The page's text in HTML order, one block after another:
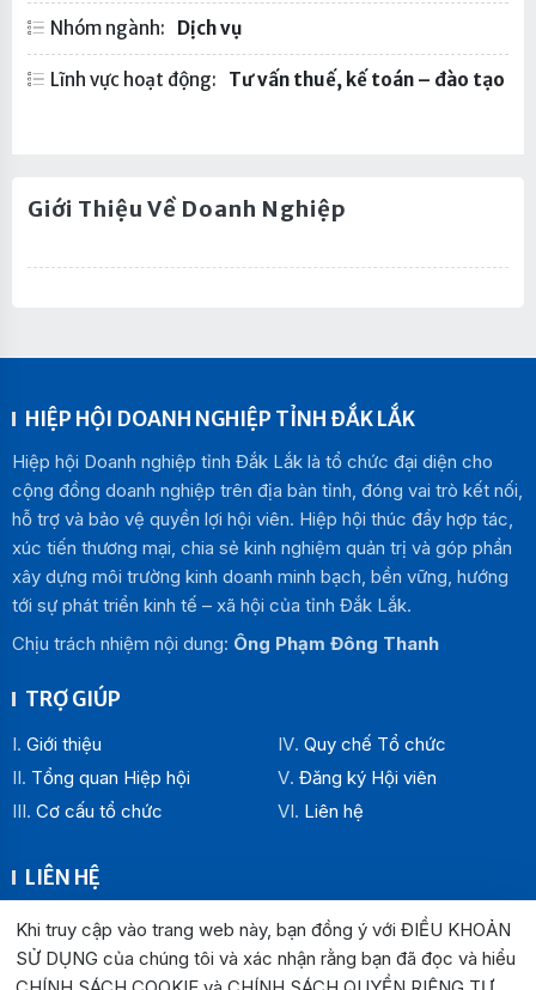
Nhóm ngành: Dịch vụ
Lĩnh vực hoạt động: Tư vấn thuế, kế toán – đào tạo
Giới Thiệu Về Doanh Nghiệp
HIỆP HỘI DOANH NGHIỆP TỈNH ĐẮK LẮK
Hiệp hội Doanh nghiệp tỉnh Đắk Lắk là tổ chức đại diện cho
cộng đồng doanh nghiệp trên địa bàn tỉnh, đóng vai trò kết nối,
hỗ trợ và bảo vệ quyền lợi hội viên. Hiệp hội thúc đẩy hợp tác,
xúc tiến thương mại, chia sẻ kinh nghiệm quản trị và góp phần
xây dựng môi trường kinh doanh minh bạch, bền vững, hướng
tới sự phát triển kinh tế – xã hội của tỉnh Đắk Lắk.
Chịu trách nhiệm nội dung: Ông Phạm Đông Thanh
TRỢ GIÚP
Giới thiệu
Tổng quan Hiệp hội
Cơ cấu tổ chức
Quy chế Tổ chức
Đăng ký Hội viên
Liên hệ
LIÊN HỆ
Địa chỉ:
Văn phòng Hiệp hội Doanh nghiệp tỉnh Đắk Lắk: Số 33
Trường Chinh , P. Buôn Ma Thuột, tỉnh Đắk Lắk
Khi truy cập vào trang web này, bạn đồng ý với ĐIỀU KHOẢN
SỬ DỤNG của chúng tôi và xác nhận rằng bạn đã đọc và hiểu